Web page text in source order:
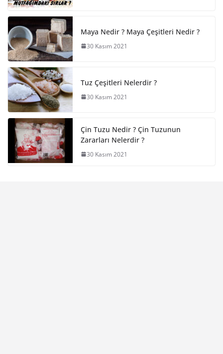
Maya Nedir ? Maya Çeşitleri Nedir ?
30 Kasım 2021
Tuz Çeşitleri Nelerdir ?
30 Kasım 2021
Çin Tuzu Nedir ? Çin Tuzunun
Zararları Nelerdir ?
30 Kasım 2021